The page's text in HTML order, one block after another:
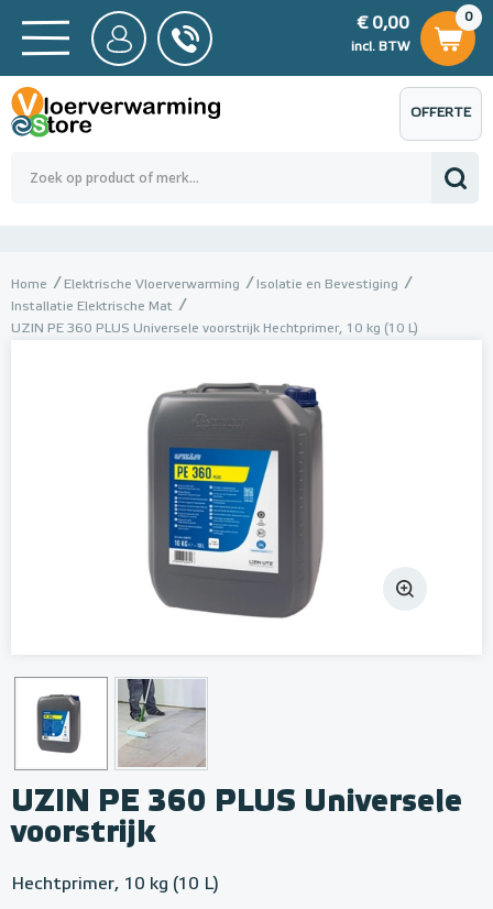
BTW
0,00
0
€ 0,00
incl. BTW
€ 0,00
OFFERTE
AANVRAGEN
Home Elektrische Vloerverwarming
Isolatie en Bevestiging
Installatie Elektrische Mat
UZIN PE 360 PLUS Universele voorstrijk Hechtprimer, 10 kg (10 L)
UZIN PE 360 PLUS Universele
voorstrijk
Hechtprimer, 10 kg (10 L)